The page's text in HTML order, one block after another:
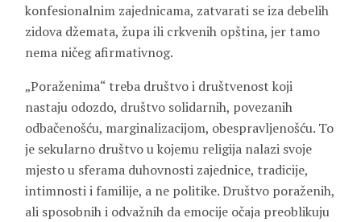
konfesionalnim zajednicama, zatvarati se iza debelih
zidova džemata, župa ili crkvenih opština, jer tamo
nema ničeg afirmativnog.
„Poraženima“ treba društvo i društvenost koji
nastaju odozdo, društvo solidarnih, povezanih
odbačenošću, marginalizacijom, obespravljenošću. To
je sekularno društvo u kojemu religija nalazi svoje
mjesto u sferama duhovnosti zajednice, tradicije,
intimnosti i familije, a ne politike. Društvo poraženih,
ali sposobnih i odvažnih da emocije očaja preoblikuju